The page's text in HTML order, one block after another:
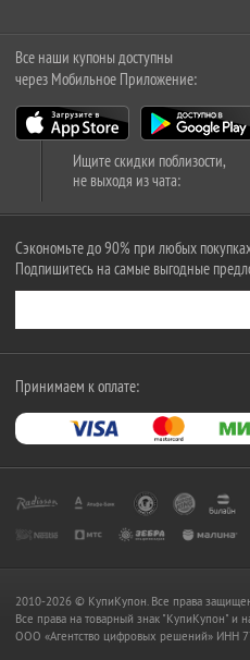
Все наши купоны доступны
через Мобильное Приложение:
Ищите скидки поблизости,
не выходя из чата:
Сэкономьте до 90% при любых
Подпишитесь на самые выгодные
Принимаем к оплате:
2010-2026 © КупиКупон. Все права
Все права на товарный знак "КупиКупон" и
OOO «Агентство цифровых решений» ИНН